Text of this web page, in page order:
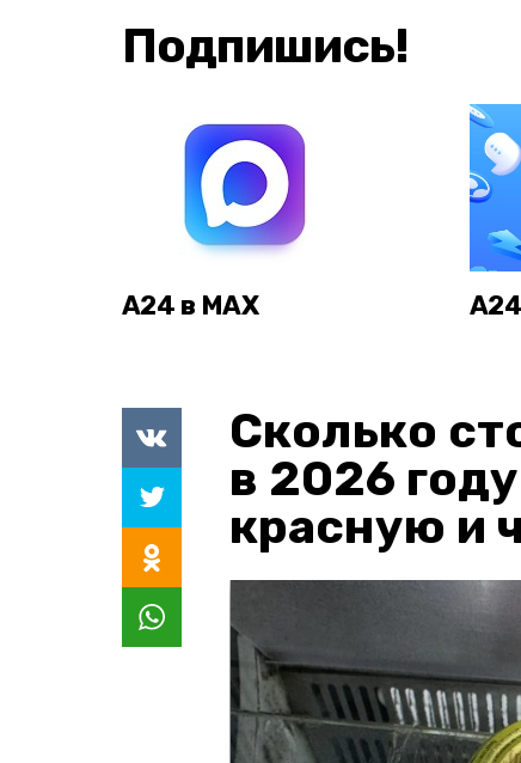
Подпишись!
А24 в MAX
Сколько
в 2026
красную и